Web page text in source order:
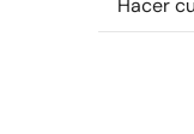
Hacer